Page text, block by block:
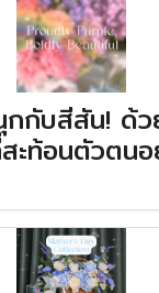
กกับสีสัน! ด้
ะท้อนตัวตน